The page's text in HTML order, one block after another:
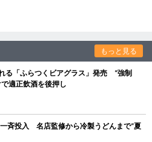
もっと見る
る「ふらつくビアグラス」発売 “強制
適正飲酒を後押し
斉投入 名店監修から冷製うどんまで“夏